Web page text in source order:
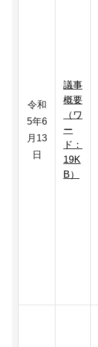
令和
5年6
月13
日
議事
概要
（ワ
ー
ド：
19K
B）